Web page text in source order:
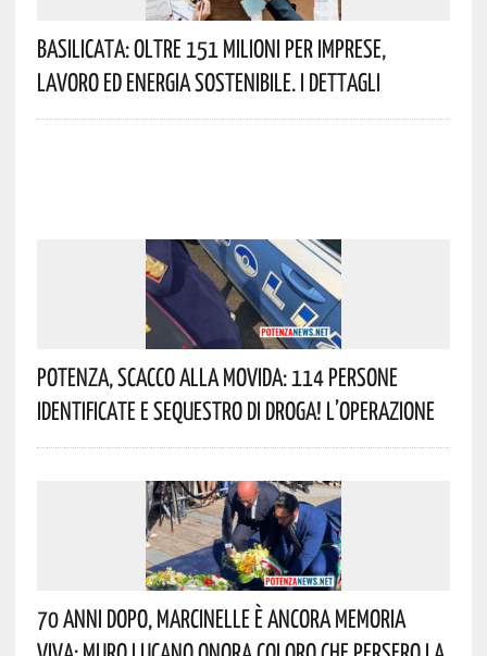
Basilicata: Oltre 151 Milioni Per Imprese,
Lavoro Ed Energia Sostenibile. I Dettagli
Potenza, Scacco Alla Movida: 114 Persone
Identificate E Sequestro Di Droga! L’operazione
70 Anni Dopo, Marcinelle È Ancora Memoria